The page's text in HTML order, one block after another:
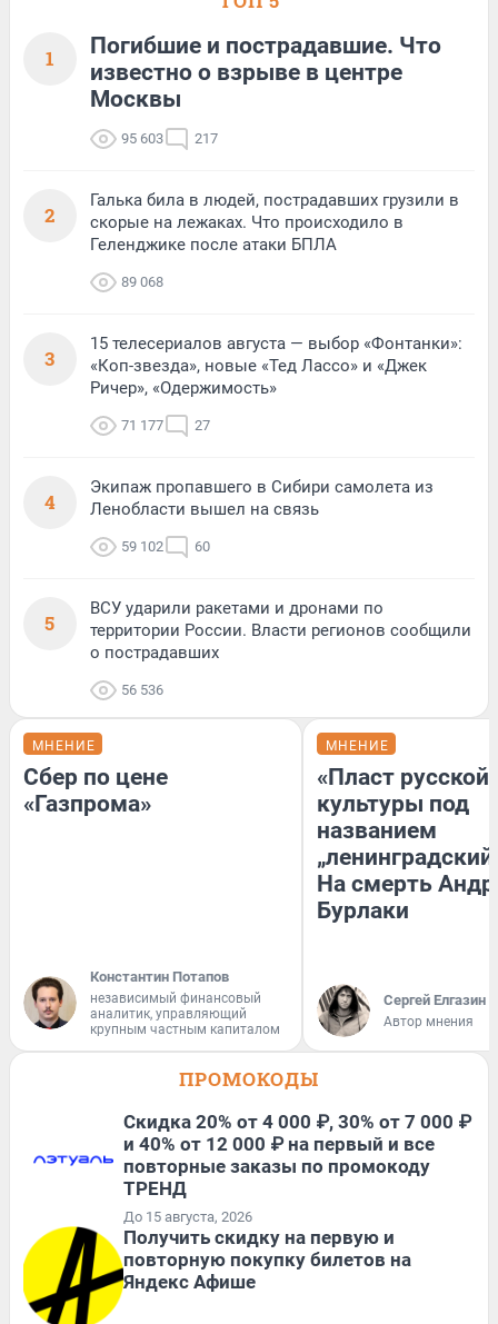
1
Погибшие и пострадавшие. Что
известно о взрыве в центре
Москвы
95 603 217
2
Галька била в людей, пострадавших грузили в
скорые на лежаках. Что происходило в
Геленджике после атаки БПЛА
89 068
3
15 телесериалов августа — выбор «Фонтанки»:
«Коп-звезда», новые «Тед Лассо» и «Джек
Ричер», «Одержимость»
71 177 27
4
Экипаж пропавшего в Сибири самолета из
Ленобласти вышел на связь
59 102 60
5
ВСУ ударили ракетами и дронами по
территории России. Власти регионов сообщили
о пострадавших
56 536
МНЕНИЕ
Сбер по цене
«Газпрома»
Константин Потапов
независимый финансовый
аналитик, управляющий
крупным частным капиталом
МНЕНИЕ
«Пласт русской
культуры под
названием
На смерть
Бурлаки
Сергей Елгазин
Автор мнения
ПРОМОКОДЫ
Скидка 20% от 4 000 ₽, 30% от 7 000 ₽
и 40% от 12 000 ₽ на первый и все
повторные заказы по промокоду
ТРЕНД
До 15 августа, 2026
Получить скидку на первую и
повторную покупку билетов на
Яндекс Афише